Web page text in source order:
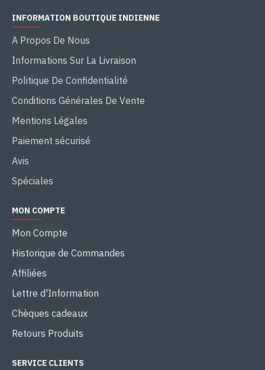
INFORMATION BOUTIQUE INDIENNE
A Propos De Nous
Informations Sur La Livraison
Politique De Confidentialité
Conditions Générales De Vente
Mentions Légales
Paiement sécurisé
Avis
Spéciales
MON COMPTE
Mon Compte
Historique de Commandes
Affiliées
Lettre d'Information
Chèques cadeaux
Retours Produits
SERVICE CLIENTS